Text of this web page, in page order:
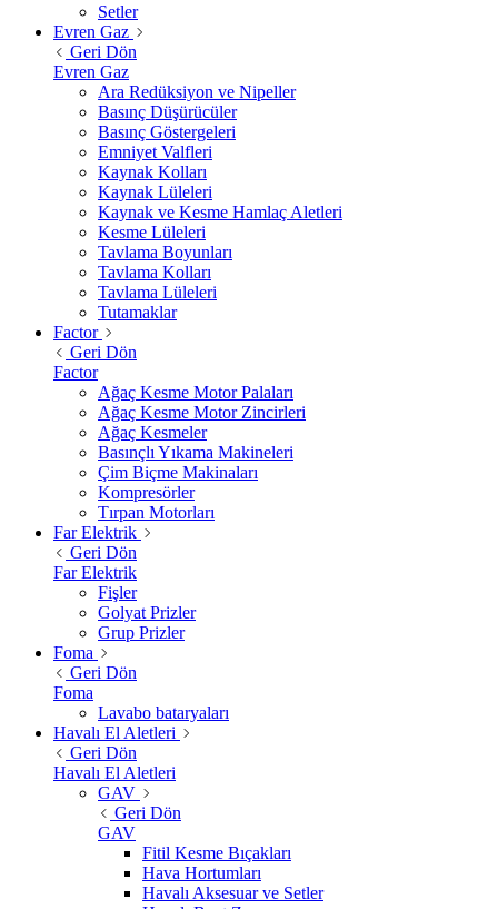
Setler
Evren Gaz
Geri Dön
Evren Gaz
Ara Redüksiyon ve Nipeller
Basınç Düşürücüler
Basınç Göstergeleri
Emniyet Valfleri
Kaynak Kolları
Kaynak Lüleleri
Kaynak ve Kesme Hamlaç Aletleri
Kesme Lüleleri
Tavlama Boyunları
Tavlama Kolları
Tavlama Lüleleri
Tutamaklar
Factor
Geri Dön
Factor
Ağaç Kesme Motor Palaları
Ağaç Kesme Motor Zincirleri
Ağaç Kesmeler
Basınçlı Yıkama Makineleri
Çim Biçme Makinaları
Kompresörler
Tırpan Motorları
Far Elektrik
Geri Dön
Far Elektrik
Fişler
Golyat Prizler
Grup Prizler
Foma
Geri Dön
Foma
Lavabo bataryaları
Havalı El Aletleri
Geri Dön
Havalı El Aletleri
GAV
Geri Dön
GAV
Fitil Kesme Bıçakları
Hava Hortumları
Havalı Aksesuar ve Setler